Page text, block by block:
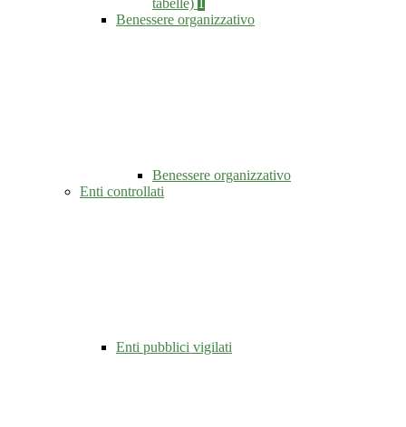
tabelle)
Benessere organizzativo
Benessere organizzativo
Enti controllati
Enti pubblici vigilati